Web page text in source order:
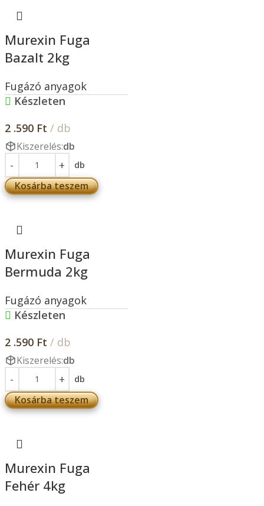
Murexin Fuga
Bazalt 2kg
Fugázó anyagok
Készleten
2 .590 Ft / db
Kiszerelés:db
db
Kosárba teszem
Murexin Fuga
Bermuda 2kg
Fugázó anyagok
Készleten
2 .590 Ft / db
Kiszerelés:db
db
Kosárba teszem
Murexin Fuga
Fehér 4kg